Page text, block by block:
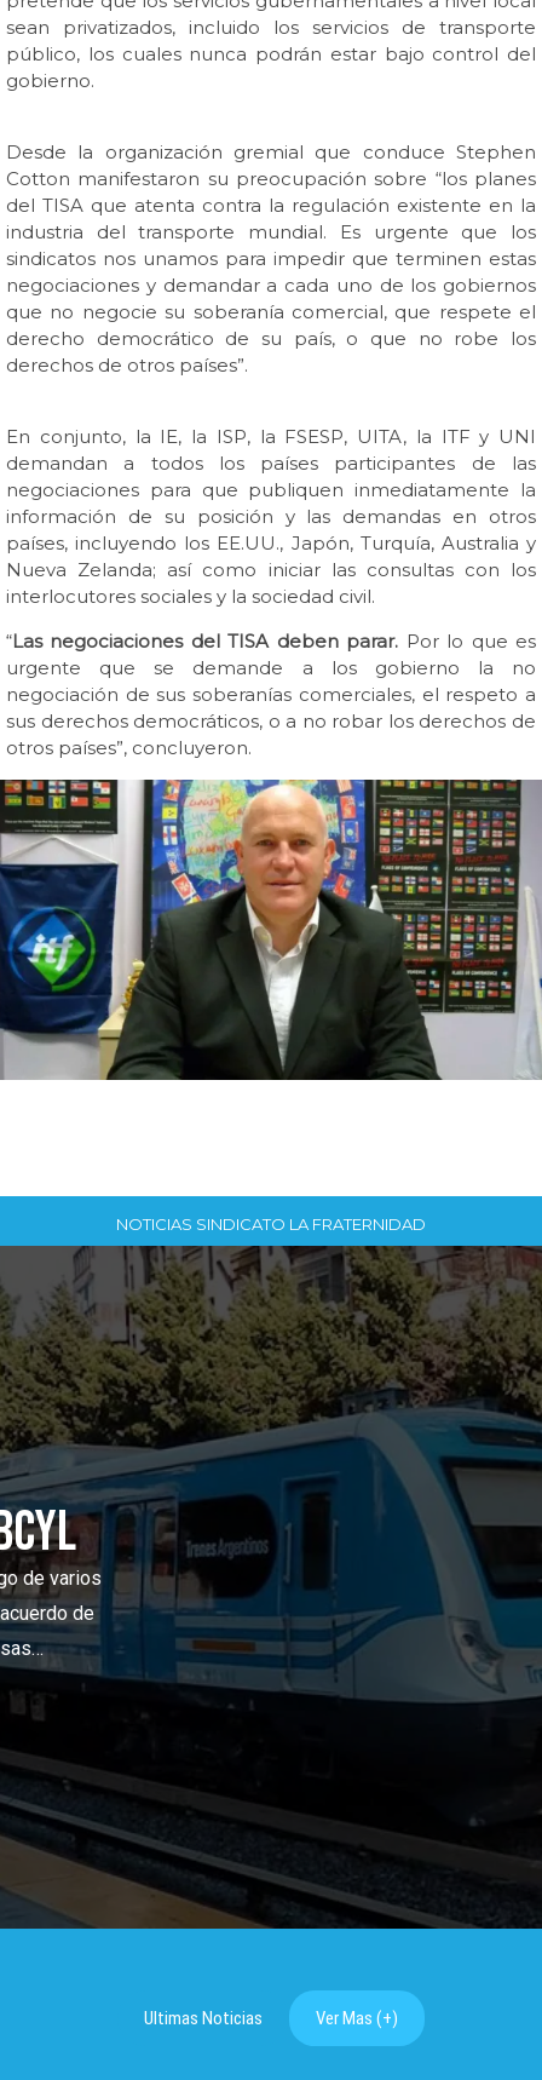
sean privatizados, incluido los servicios de transporte
público, los cuales nunca podrán estar bajo control del
gobierno.
Desde la organización gremial que conduce Stephen
Cotton manifestaron su preocupación sobre “los planes
del TISA que atenta contra la regulación existente en la
industria del transporte mundial. Es urgente que los
sindicatos nos unamos para impedir que terminen estas
negociaciones y demandar a cada uno de los gobiernos
que no negocie su soberanía comercial, que respete el
derecho democrático de su país, o que no robe los
derechos de otros países”.
En conjunto, la IE, la ISP, la FSESP, UITA, la ITF y UNI
demandan a todos los países participantes de las
negociaciones para que publiquen inmediatamente la
información de su posición y las demandas en otros
países, incluyendo los EE.UU., Japón, Turquía, Australia y
Nueva Zelanda; así como iniciar las consultas con los
interlocutores sociales y la sociedad civil.
“Las negociaciones del TISA deben parar. Por lo que es
urgente que se demande a los gobierno la no
negociación de sus soberanías comerciales, el respeto a
sus derechos democráticos, o a no robar los derechos de
otros países”, concluyeron.
NOTICIAS SINDICATO LA FRATERNIDAD
Ultimas Noticias Ver Mas (+)